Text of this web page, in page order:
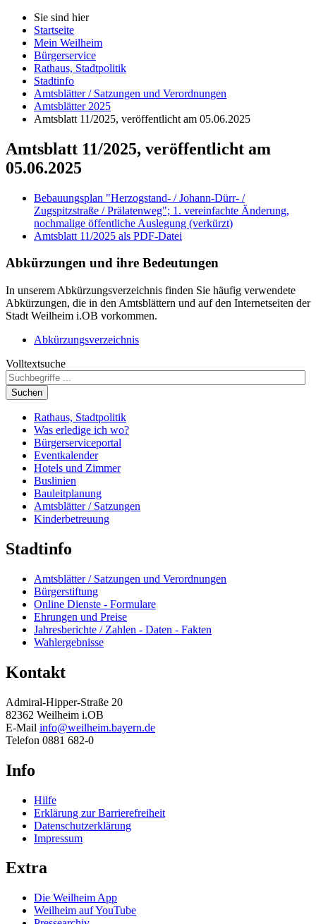
Sie sind hier
Startseite
Mein Weilheim
Bürgerservice
Rathaus, Stadtpolitik
Stadtinfo
Amtsblätter / Satzungen und Verordnungen
Amtsblätter 2025
Amtsblatt 11/2025, veröffentlicht am 05.06.2025
Amtsblatt 11/2025, veröffentlicht am
05.06.2025
Bebauungsplan "Herzogstand- / Johann-Dürr- /
Zugspitzstraße / Prälatenweg"; 1. vereinfachte Änderung,
nochmalige öffentliche Auslegung (verkürzt)
Amtsblatt 11/2025 als PDF-Datei
Abkürzungen und ihre Bedeutungen
In unserem Abkürzungsverzeichnis finden Sie häufig verwendete
Abkürzungen, die in den Amtsblättern und auf den Internetseiten der
Stadt Weilheim i.OB vorkommen.
Abkürzungsverzeichnis
Volltextsuche
Suchen
Rathaus, Stadtpolitik
Was erledige ich wo?
Bürgerserviceportal
Eventkalender
Hotels und Zimmer
Buslinien
Bauleitplanung
Amtsblätter / Satzungen
Kinderbetreuung
Stadtinfo
Amtsblätter / Satzungen und Verordnungen
Bürgerstiftung
Online Dienste - Formulare
Ehrungen und Preise
Jahresberichte / Zahlen - Daten - Fakten
Wahlergebnisse
Kontakt
Admiral-Hipper-Straße 20
82362 Weilheim i.OB
E-Mail info@weilheim.bayern.de
Telefon 0881 682-0
Info
Hilfe
Erklärung zur Barrierefreiheit
Datenschutzerklärung
Impressum
Extra
Die Weilheim App
Weilheim auf YouTube